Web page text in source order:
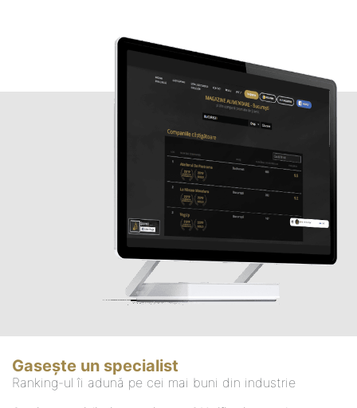
Gasește un specialist
Ranking-ul îi adună pe cei mai buni din industrie